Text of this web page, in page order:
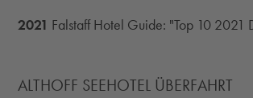
2021 Falstaff Hotel Guide: "Top 10 2021
ALTHOFF SEEHOTEL ÜBERFAHRT